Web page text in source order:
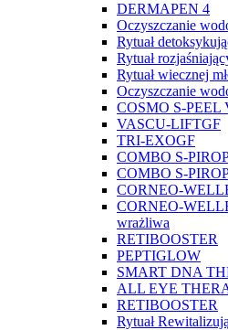
DERMAPEN 4
Oczyszczanie
Rytuał
Rytuał
Rytuał wiecznej
Oczyszczanie
COSMO S-PEEL
VASCU-LIFTGF
TRI-EXOGF
COMBO S-
COMBO S-
CORNEO-
CORNEO-
wrażliwa
RETIBOOSTER
PEPTIGLOW
SMART DNA
ALL EYE
RETIBOOSTER
Rytuał